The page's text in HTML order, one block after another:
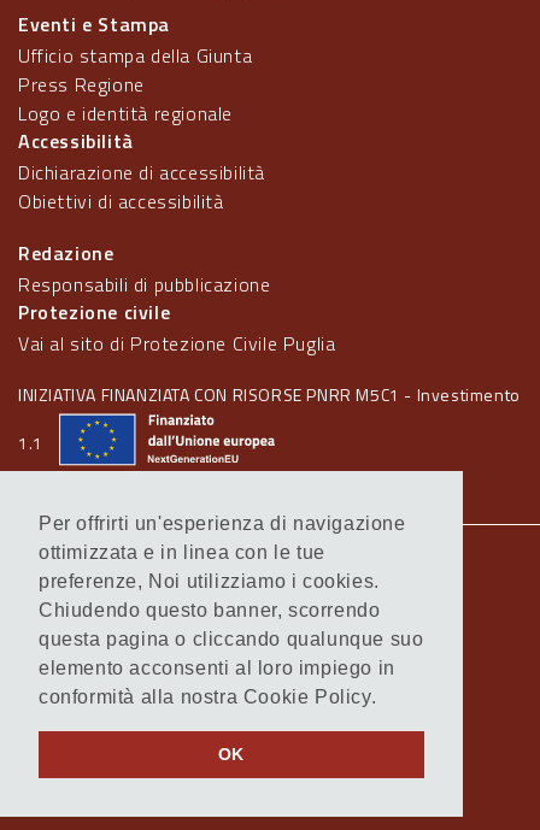
Per offrirti un'esperienza di navigazione
ottimizzata e in linea con le tue
preferenze, Noi utilizziamo i cookies.
Chiudendo questo banner, scorrendo
questa pagina o cliccando qualunque suo
elemento acconsenti al loro impiego in
conformità alla nostra Cookie Policy.
OK
Eventi e Stampa
Ufficio stampa della Giunta
Press Regione
Logo e identità regionale
Accessibilità
Dichiarazione di accessibilità
Obiettivi di accessibilità
Redazione
Responsabili di pubblicazione
Protezione civile
Vai al sito di Protezione Civile Puglia
INIZIATIVA FINANZIATA CON RISORSE PNRR M5C1 - Investimento
1.1
Note legali
Informativa Cookie
Informativa Privacy
Amministrazione trasparente
Atti di notifica
Feed RSS
Servizi Intranet